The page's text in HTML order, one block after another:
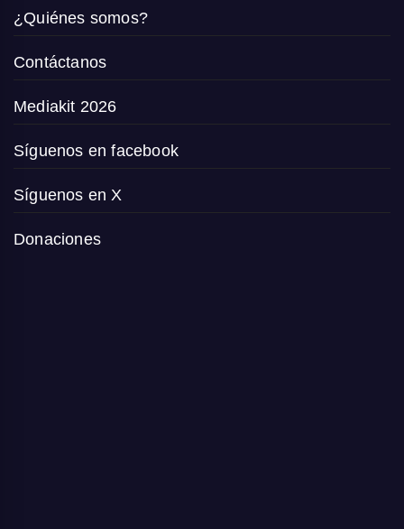
¿Quiénes somos?
Contáctanos
Mediakit 2026
Síguenos en facebook
Síguenos en X
Donaciones